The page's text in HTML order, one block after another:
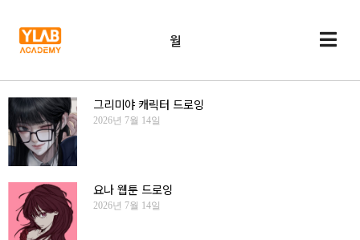
월
그리미야 캐릭터 드로잉
2026년 7월 14일
요나 웹툰 드로잉
2026년 7월 14일